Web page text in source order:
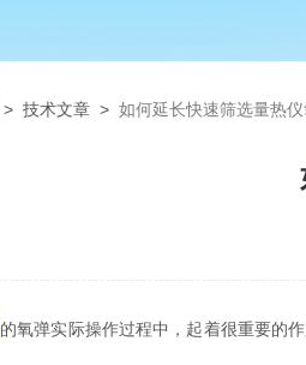
> 技术文章 > 如何延长快速筛选量热
的氧弹实际操作过程中，起着很重要的